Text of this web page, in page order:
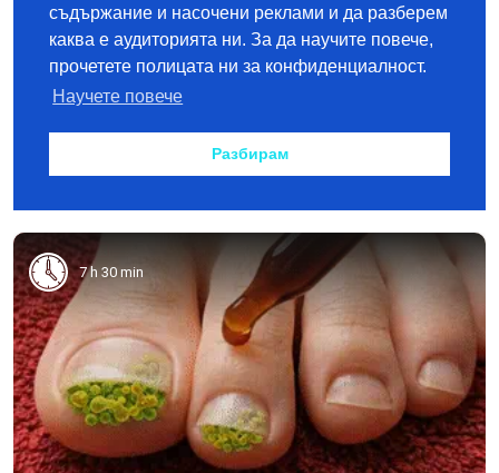
7 h 30 min